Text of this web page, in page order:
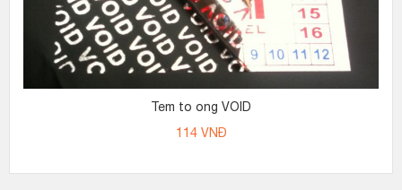
Tem to ong VOID
114 VNĐ